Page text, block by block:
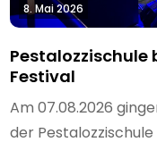
8. Mai 2026
Pestalozzischule
Festival
Am 07.08.2026
der